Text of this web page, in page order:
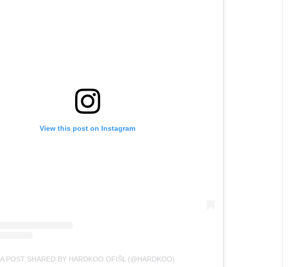
View this post on Instagram
A POST SHARED BY HARDKOO OFIŠL (@HARDKOO)